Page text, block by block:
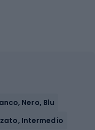
Nero, Blu
Intermedio